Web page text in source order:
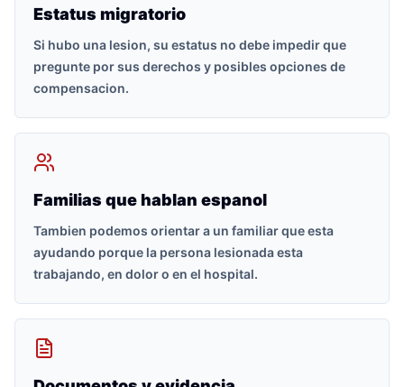
Estatus migratorio
Si hubo una lesion, su estatus no debe impedir que
pregunte por sus derechos y posibles opciones de
compensacion.
Familias que hablan espanol
Tambien podemos orientar a un familiar que esta
ayudando porque la persona lesionada esta
trabajando, en dolor o en el hospital.